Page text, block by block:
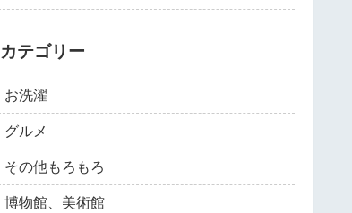
カテゴリー
お洗濯
グルメ
その他もろもろ
博物館、美術館